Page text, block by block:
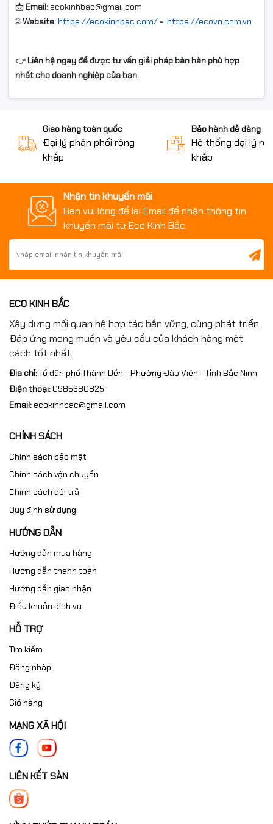
📩Email:ecokinhbac@gmail.com
🌐Website:https://ecokinhbac.com/- https://ecovn.com.vn
👉Liên hệ ngay để được tư vấn giải pháp bàn hàn phù hợp
nhất cho doanh nghiệp của bạn.
Giao hàng toàn quốc
Đại lý phân phối rộng
khắp
Bảo hành dễ dàng
Hệ thống đại lý
khắp
Nhận tin khuyến mãi
Bạn vui lòng để lại Email để nhận thông tin
khuyến mãi từ Eco Kinh Bắc.
ECO KINH BẮC
Xây dựng mối quan hệ hợp tác bền vững, cùng phát triển.
Đáp ứng mong muốn và yêu cầu của khách hàng một
cách tốt nhất.
Địa chỉ:Tổ dân phố Thành Dền - Phường Đào Viên - Tỉnh Bắc Ninh
Điện thoại:0985680825
Email:ecokinhbac@gmail.com
CHÍNH SÁCH
Chính sách bảo mật
Chính sách vận chuyển
Chính sách đổi trả
Quy định sử dụng
HƯỚNG DẪN
Hướng dẫn mua hàng
Hướng dẫn thanh toán
Hướng dẫn giao nhận
Điều khoản dịch vụ
HỖ TRỢ
Tìm kiếm
Đăng nhập
Đăng ký
Giỏ hàng
MẠNG XÃ HỘI
LIÊN KẾT SÀN